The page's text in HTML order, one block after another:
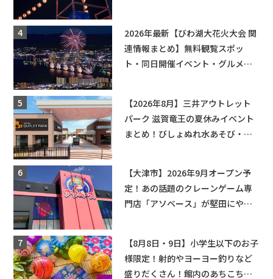
2026年最新【びわ湖大花火大会 関
連情報まとめ】無料観覧スポッ
ト・同日開催イベント・グルメマ
【2026年8月】三井アウトレット
パーク 滋賀竜王の夏休みイベント
まとめ！びしょぬれ水あそび・激
【大津市】2026年9月オープン予
定！あの話題のクレーンゲーム専
門店「アソベース」が堅田にやっ
【8月8日・9日】小学生以下のお子
様限定！射的やヨーヨー釣りなど
盛りだくさん！館内のあちこちに